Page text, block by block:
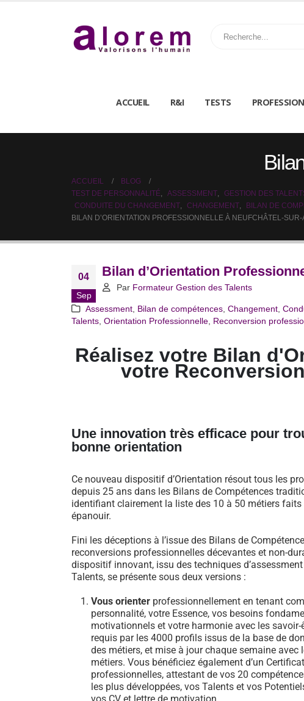
ACCUEIL R&I TESTS
ACCUEIL
BLOG
TEST DE PERSONNALITÉ
ASSESSMENT GESTION DES
CONDUITE DU CHANGEMENT
CHANGEMENT
BILAN DE
BILAN D’ORIENTATION PROFESSIONNELLE À NEUFCHÂTEL-SUR-
04
Sep
Bilan d’Orientation
Par Formateur Gestion des Talents
Assessment Bilan de compétences ,Changement ,
Talents Orientation Professionnelle Reconversion
Réalisez votre Bilan
votre
Une innovation très efficace pour
bonne orientation
Ce nouveau dispositif d’Orientation résout tous les
depuis 25 ans dans les Bilans de Compétences
identifiant clairement la liste des 10 à 50 métiers faits
épanouir.
Fini les déceptions à l’issue des Bilans de
reconversions professionnelles décevantes et non-
dispositif innovant, issu des techniques
Talents, se présente sous deux versions :
Vous orienter professionnellement en tenant
personnalité, votre Essence, vos besoins
motivationnels et votre harmonie avec les
requis par les 4000 profils issus de la base de
des métiers, et mise à jour chaque semaine avec
métiers. Vous bénéficiez également d’un
professionnelles, attestant de vos 20
les plus développées, vos Talents et vos
vos CV et lettre de motivation.